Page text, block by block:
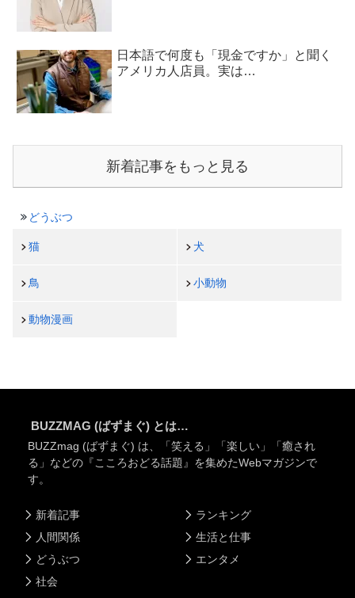
日本語で何度も「現金ですか」と聞く
アメリカ人店員。実は…
新着記事をもっと見る
どうぶつ
猫 犬
鳥 小動物
動物漫画
BUZZMAG (ばずまぐ) とは…
BUZZmag (ばずまぐ) は、「笑える」「楽しい」「癒され
る」などの『こころおどる話題』を集めたWebマガジンで
す。
新着記事
人間関係
どうぶつ
社会
ランキング
生活と仕事
エンタメ